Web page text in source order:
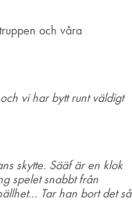
och våra
vi har bytt runt väldigt
skytte. Sääf är en klok
spelet snabbt från
Tar han bort det så